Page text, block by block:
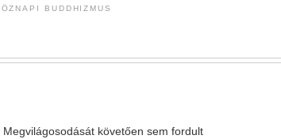
BUDDHIZMUS
követően sem fordult